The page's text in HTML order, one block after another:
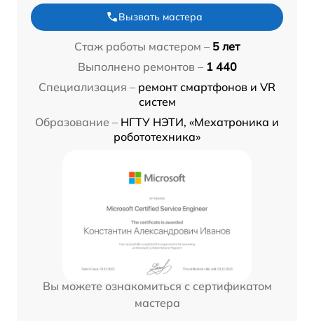
Вызвать мастера
Стаж работы мастером – 5 лет
Выполнено ремонтов – 1 440
Специализация – ремонт смартфонов и VR
систем
Образование – НГТУ НЭТИ, «Мехатроника и
робототехника»
Вы можете ознакомиться с сертификатом
мастера